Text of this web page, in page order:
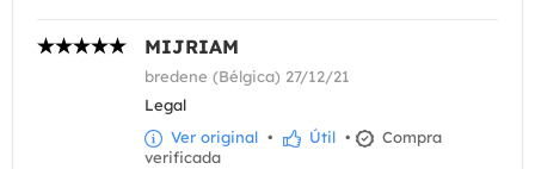
MIJRIAM
bredene (Bélgica) 27/12/21
Legal
Ver original • Útil •
Compra
verificada